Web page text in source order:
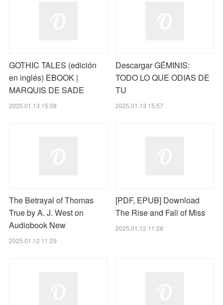
GOTHIC TALES (edición
en inglés) EBOOK |
MARQUIS DE SADE
2025.01.13 15:58
Descargar GÉMINIS:
TODO LO QUE ODIAS DE
TU
2025.01.13 15:57
The Betrayal of Thomas
True by A. J. West on
Audiobook New
2025.01.12 11:29
[PDF, EPUB] Download
The Rise and Fall of Miss
2025.01.12 11:28